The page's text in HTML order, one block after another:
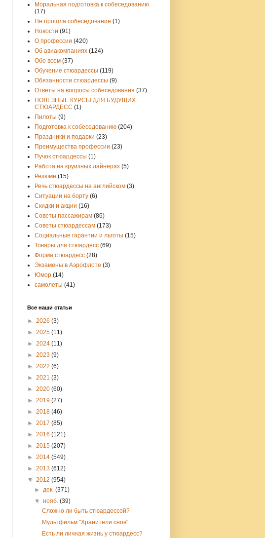
Моральная подготовка к собеседованию
(17)
Не прошла собеседование (1)
Новости (91)
О профессии (420)
Об авиакомпаниях (124)
Обо всем (37)
Обучение стюардессы (119)
Обязанности стюардессы (9)
Ответы на вопросы собеседования (37)
ПОЛЕЗНЫЕ КУРСЫ ДЛЯ БУДУЩИХ
СТЮАРДЕСС (1)
Пилоты (9)
Подготовка к собеседованию (204)
Праздники и подарки (23)
Преимущества профессии (23)
Пучок стюардессы (1)
Работа на круизных лайнерах (5)
Резюме (15)
Речь стюардессы на английском (3)
Ситуации на борту (6)
Скидки и акции (16)
Советы пассажирам (86)
Советы стюардессам (173)
Социальные гарантии и льготы (15)
Товары для стюардесс (69)
Форма стюардесс (28)
Экзамены в Аэрофлоте (3)
Юмор (14)
самолеты (41)
Все наши статьи
► 2026 (3)
► 2025 (11)
► 2024 (11)
► 2023 (9)
► 2022 (6)
► 2021 (3)
► 2020 (60)
► 2019 (27)
► 2018 (46)
► 2017 (85)
► 2016 (121)
► 2015 (207)
► 2014 (549)
► 2013 (612)
▼ 2012 (954)
►дек.(371)
▼нояб.(39)
Сложно ли быть стюардессой?
Мультфильм "Хранители снов"
Есть ли личная жизнь у стюардесс?